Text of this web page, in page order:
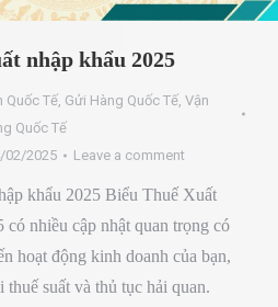
nhập khẩu 2025
Quốc Tế, Gửi Hàng Quốc Tế, Vận
Quốc Tế
02/2025 Leave a comment
khẩu 2025 Biểu Thuế Xuất
có nhiều cập nhật quan trọng có
hoạt động kinh doanh của bạn,
thuế suất và thủ tục hải quan.